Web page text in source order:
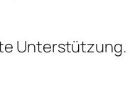
Unterstützung.